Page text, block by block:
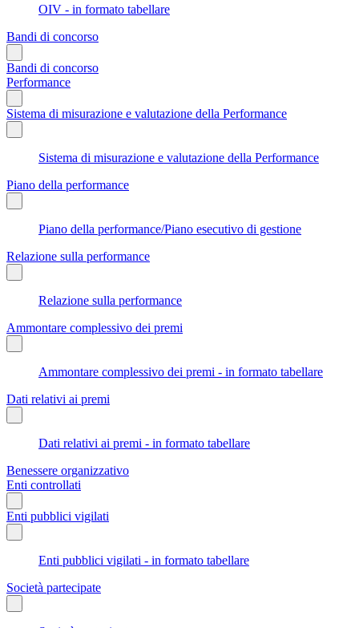
OIV - in formato tabellare
Bandi di concorso
Bandi di concorso
Performance
Sistema di misurazione e valutazione della Performance
Sistema di misurazione e valutazione della Performance
Piano della performance
Piano della performance/Piano esecutivo di gestione
Relazione sulla performance
Relazione sulla performance
Ammontare complessivo dei premi
Ammontare complessivo dei premi - in formato tabellare
Dati relativi ai premi
Dati relativi ai premi - in formato tabellare
Benessere organizzativo
Enti controllati
Enti pubblici vigilati
Enti pubblici vigilati - in formato tabellare
Società partecipate